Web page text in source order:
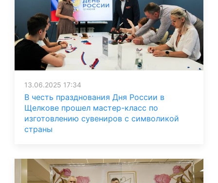
13.06.2025 17:34
В честь празднования Дня России в
Щелкове прошел мастер-класс по
изготовлению сувениров с символикой
страны